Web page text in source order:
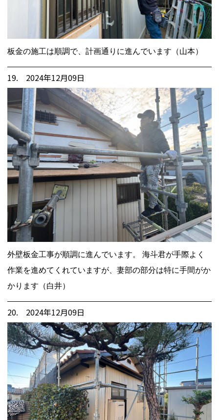
板金の施工は順調で、計画通りに進んでいます（山本）
19. 2024年12月09日
外壁板金工事が順調に進んでいます。 海斗君が手際よく
作業を進めてくれていますが、妻部の部分は特に手間がか
かります（白井）
20. 2024年12月09日